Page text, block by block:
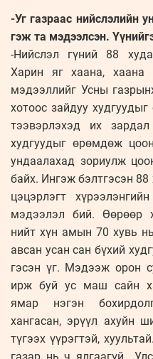
-Уг газраас нийслэлийн
гэж та мэдээлсэн.
-Нийслэл гүний 88
Харин яг хаана,
мэдээллийг Усны
хотоос зайдуу
тээвэрлэхэд их
худгуудыг өрөмдөж
ундаалахад зориулж
байх. Ингэж бэлтгэсэн
цэцэрлэгт
мэдээлэл бий. Өөрөөр
нийт хүн амын 70 хувь
авсан усан сан бүхий
гэсэн үг. Мэдээж орон
ирж буй ус маш сайн
ямар нэгэн
хангасан, эрүүл ахуйн
түгээх үүрэгтэй,